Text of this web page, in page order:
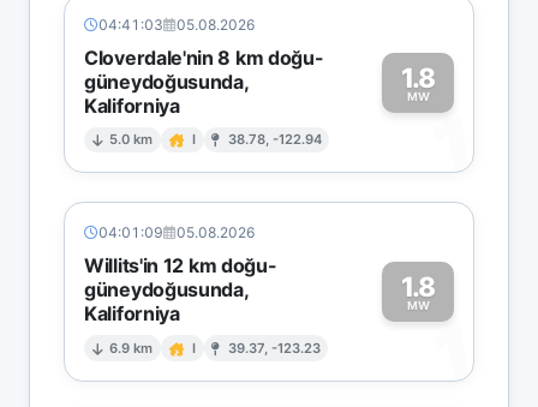
04:41:03 05.08.2026
Cloverdale'nin 8 km doğu-
güneydoğusunda,
Kaliforniya
5.0 km I 38.78, -122.94
1.8
MW
1
04:01:09 05.08.2026
Willits'in 12 km doğu-
güneydoğusunda,
Kaliforniya
6.9 km I 39.37, -123.23
1.8
MW
1